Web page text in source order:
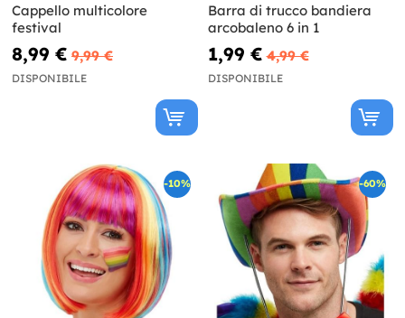
Cappello multicolore
festival
8,99 € 9,99 €
DISPONIBILE
Barra di trucco bandiera
arcobaleno 6 in 1
1,99 € 4,99 €
DISPONIBILE
-10% -60%